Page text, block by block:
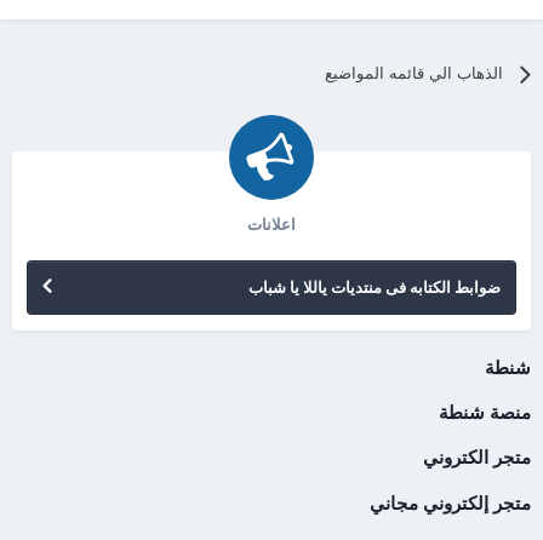
الذهاب الي قائمه المواضيع
اعلانات
ضوابط الكتابه فى منتديات ياللا يا شباب
شنطة
منصة شنطة
متجر الكتروني
متجر إلكتروني مجاني